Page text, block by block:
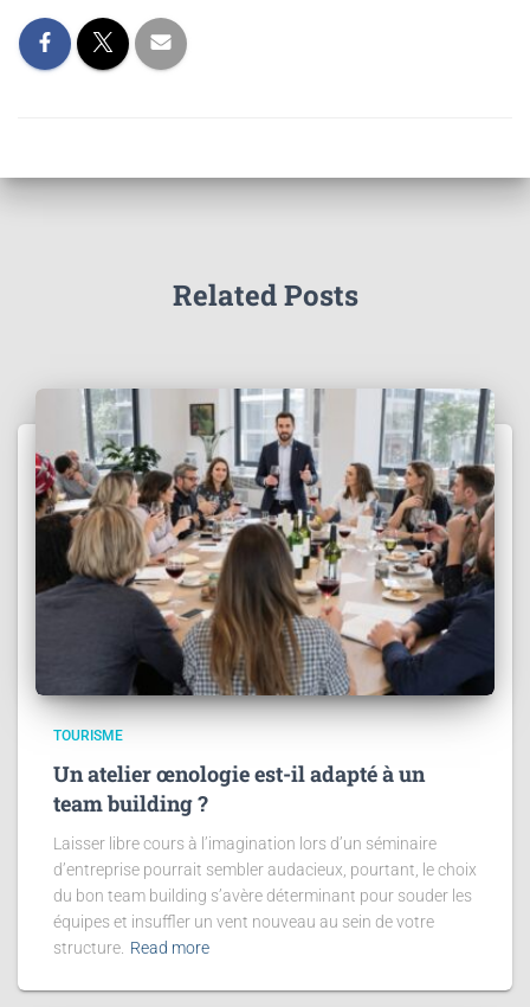
Related Posts
TOURISME
Un atelier œnologie est-il adapté à un
team building ?
Laisser libre cours à l’imagination lors d’un séminaire
d’entreprise pourrait sembler audacieux, pourtant, le choix
du bon team building s’avère déterminant pour souder les
équipes et insuffler un vent nouveau au sein de votre
structure. Read more